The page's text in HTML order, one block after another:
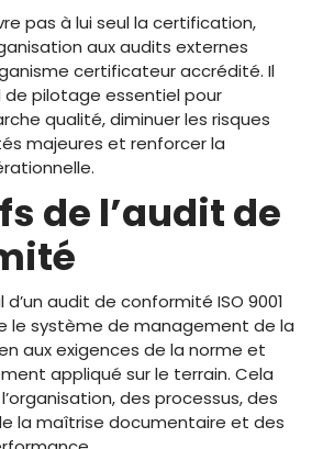
pas à lui seul la certification,
aux audits externes
certificateur accrédité. Il
pilotage essentiel pour
qualité, diminuer les risques
majeures et renforcer la
de l’audit de
d’un audit de conformité ISO 9001
le système de management de la
aux exigences de la norme et
appliqué sur le terrain. Cela
des processus, des
la maîtrise documentaire et des